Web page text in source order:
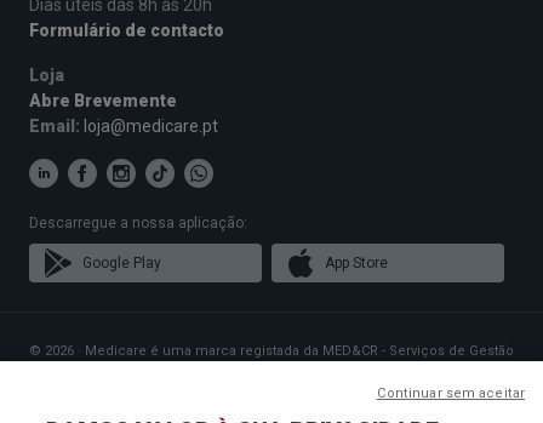
Dias úteis das 8h às 20h
Formulário de contacto
Loja
Abre Brevemente
Email: loja@medicare.pt
Descarregue a nossa aplicação:
Google Play App Store
© 2026 · Medicare é uma marca registada da MED&CR - Serviços de Gestão
sede social em Rua Rodrigues Sampaio n.º 103, 1150-279 Lisboa, que gere
Continuar sem aceitar